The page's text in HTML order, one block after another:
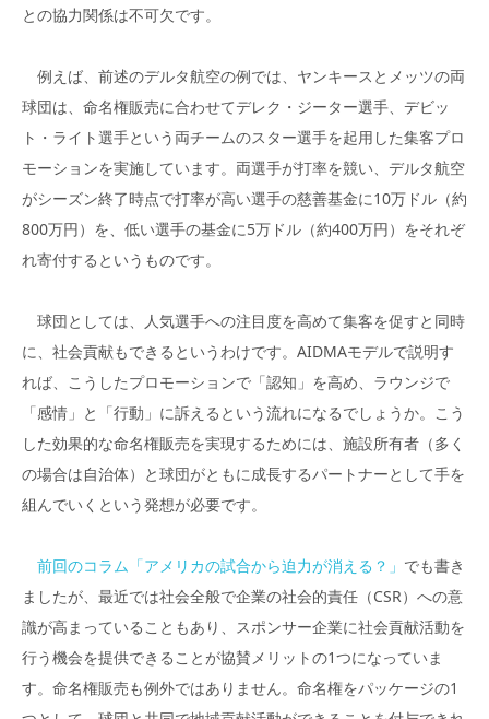
との協力関係は不可欠です。
例えば、前述のデルタ航空の例では、ヤンキースとメッツの両
球団は、命名権販売に合わせてデレク・ジーター選手、デビッ
ト・ライト選手という両チームのスター選手を起用した集客プロ
モーションを実施しています。両選手が打率を競い、デルタ航空
がシーズン終了時点で打率が高い選手の慈善基金に10万ドル（約
800万円）を、低い選手の基金に5万ドル（約400万円）をそれぞ
れ寄付するというものです。
球団としては、人気選手への注目度を高めて集客を促すと同時
に、社会貢献もできるというわけです。AIDMAモデルで説明す
れば、こうしたプロモーションで「認知」を高め、ラウンジで
「感情」と「行動」に訴えるという流れになるでしょうか。こう
した効果的な命名権販売を実現するためには、施設所有者（多く
の場合は自治体）と球団がともに成長するパートナーとして手を
組んでいくという発想が必要です。
前回のコラム「アメリカの試合から迫力が消える？」 でも書き
ましたが、最近では社会全般で企業の社会的責任（CSR）への意
識が高まっていることもあり、スポンサー企業に社会貢献活動を
行う機会を提供できることが協賛メリットの1つになっていま
す。命名権販売も例外ではありません。命名権をパッケージの1